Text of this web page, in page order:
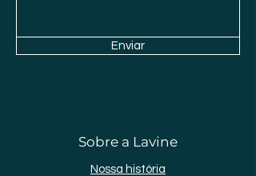
Enviar
Sobre a Lavine
Nossa história